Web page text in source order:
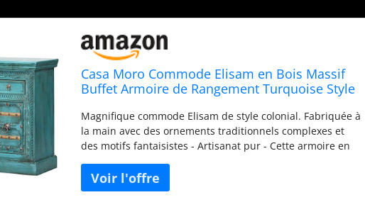
Casa Moro Commode Elisam en Bois Massif
Buffet Armoire de Rangement Turquoise Style
Magnifique commode Elisam de style colonial. Fabriquée à
la main avec des ornements traditionnels complexes et
des motifs fantaisistes - Artisanat pur - Cette armoire en
bois apporte à chaque spectateur une autre époque et
enrichit chaque pièce avec son charme enchanteur et
invite à la créativité et à la joie. L'armoire en bois offre